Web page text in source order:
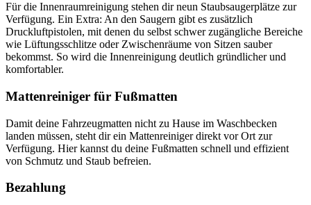
Für die Innenraumreinigung stehen dir neun Staubsaugerplätze zur
Verfügung. Ein Extra: An den Saugern gibt es zusätzlich
Druckluftpistolen, mit denen du selbst schwer zugängliche Bereiche
wie Lüftungsschlitze oder Zwischenräume von Sitzen sauber
bekommst. So wird die Innenreinigung deutlich gründlicher und
komfortabler.
Mattenreiniger für Fußmatten
Damit deine Fahrzeugmatten nicht zu Hause im Waschbecken
landen müssen, steht dir ein Mattenreiniger direkt vor Ort zur
Verfügung. Hier kannst du deine Fußmatten schnell und effizient
von Schmutz und Staub befreien.
Bezahlung